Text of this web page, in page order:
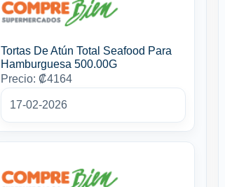
Tortas De Atún Total Seafood Para
Hamburguesa 500.00G
Precio: ₡4164
17-02-2026